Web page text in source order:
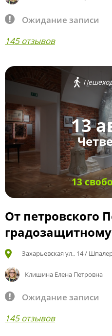
Ожидание записи
145 отзывов
13
13
От петровского
Захарьевская ул., 14 /
Клишина Елена Петровна
Ожидание записи
145 отзывов